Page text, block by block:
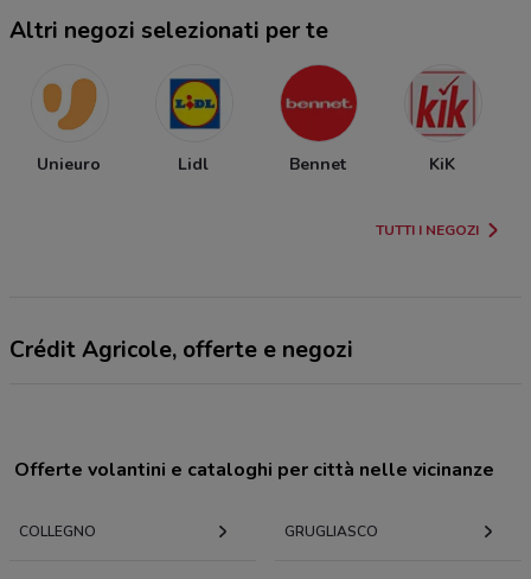
Altri negozi selezionati per te
Unieuro Lidl Bennet KiK
TUTTI I NEGOZI
Crédit Agricole, offerte e negozi
Offerte volantini e cataloghi per città nelle vicinanze
COLLEGNO GRUGLIASCO